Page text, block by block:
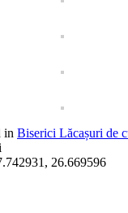
in Biserici Lăcașuri de
26.669596